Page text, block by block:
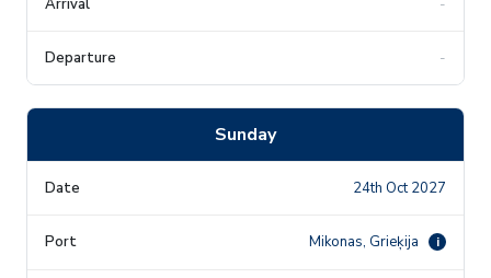
-
Sunday
24th Oct 2027
Mikonas, Grieķija i